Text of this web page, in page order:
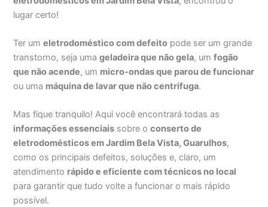
lugar certo!
Ter umeletrodoméstico com defeito pode ser um grande
transtorno, seja umageladeira que não gela, umfogão
que não acende, um micro-ondas que parou de funcionar
ou uma máquina de lavar que não centrifuga.
Mas fique tranquilo! Aqui você encontrará todas as
informações essenciais sobre oconserto de
eletrodomésticos em Jardim Bela Vista, Guarulhos,
como os principais defeitos, soluções e, claro, um
atendimento rápido e eficiente com técnicos no local
para garantir que tudo volte a funcionar o mais rápido
possível.